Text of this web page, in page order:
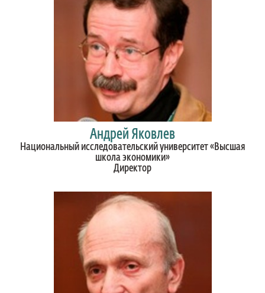
Андрей Яковлев
Национальный исследовательский университет «Высшая
школа экономики»
Директор